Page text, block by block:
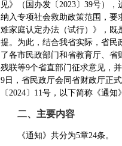
见》（国办发〔2023〕39号）
纳入专项社会救助政策范围，要
难家庭认定办法（试行）》，既
提。为此，结合我省实际，省民
了各市民政部门和省教育厅、
残联等9个省直部门征求意见，
9日，省民政厅会同省财政厅正
〔2024〕11号，以下简称《通
二、主要内容
《通知》共分为5章24条。